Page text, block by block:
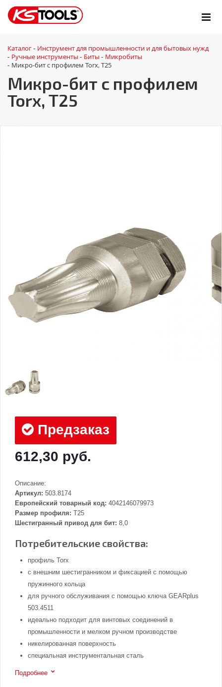
Каталог - Инструмент для промышленности и для бытовых нужд
- Ручные инструменты - Биты - Микробиты
- Микро-бит с профилем Torx, Т25
Микро-бит с профилем
Torx, Т25
Предзаказ
612,30 руб.
Описание:
Артикул: 503.8174
Европейский товарный код: 4042146079973
Размер профиля: T25
Шестигранный привод для бит: 8,0
Потребительские свойства:
профиль Torx
с внешним шестигранником и фиксацией с помощью
пружинного кольца
для ручного обслуживания с помощью ключа GEARplus
503.4511
идеально подходит для винтовых соединений в
промышленности и мелком ручном производстве
никелированная поверхность
специальная инструментальная сталь
Подробнее